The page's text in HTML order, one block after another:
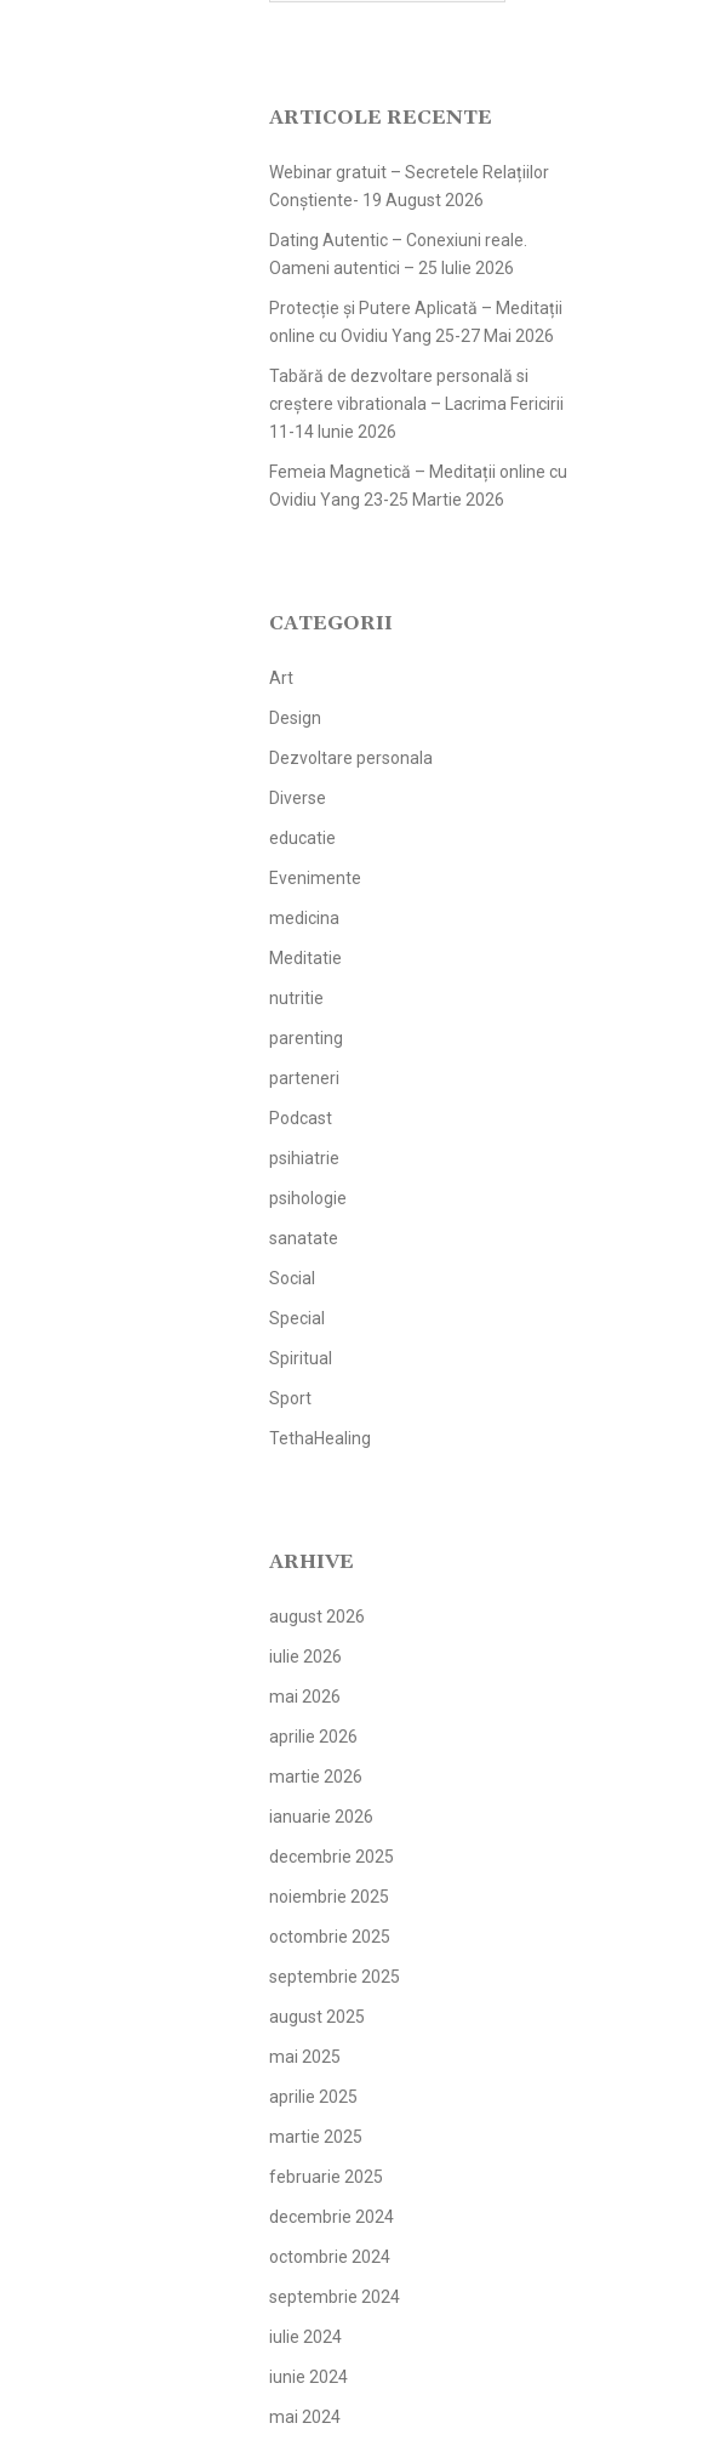
ARTICOLE RECENTE
Webinar gratuit – Secretele Relațiilor
Conștiente- 19 August 2026
Dating Autentic – Conexiuni reale.
Oameni autentici – 25 Iulie 2026
Protecție și Putere Aplicată – Meditații
online cu Ovidiu Yang 25-27 Mai 2026
Tabără de dezvoltare personală si
creștere vibrationala – Lacrima Fericirii
11-14 Iunie 2026
Femeia Magnetică – Meditații online cu
Ovidiu Yang 23-25 Martie 2026
CATEGORII
Art
Design
Dezvoltare personala
Diverse
educatie
Evenimente
medicina
Meditatie
nutritie
parenting
parteneri
Podcast
psihiatrie
psihologie
sanatate
Social
Special
Spiritual
Sport
TethaHealing
ARHIVE
august 2026
iulie 2026
mai 2026
aprilie 2026
martie 2026
ianuarie 2026
decembrie 2025
noiembrie 2025
octombrie 2025
septembrie 2025
august 2025
mai 2025
aprilie 2025
martie 2025
februarie 2025
decembrie 2024
octombrie 2024
septembrie 2024
iulie 2024
iunie 2024
mai 2024